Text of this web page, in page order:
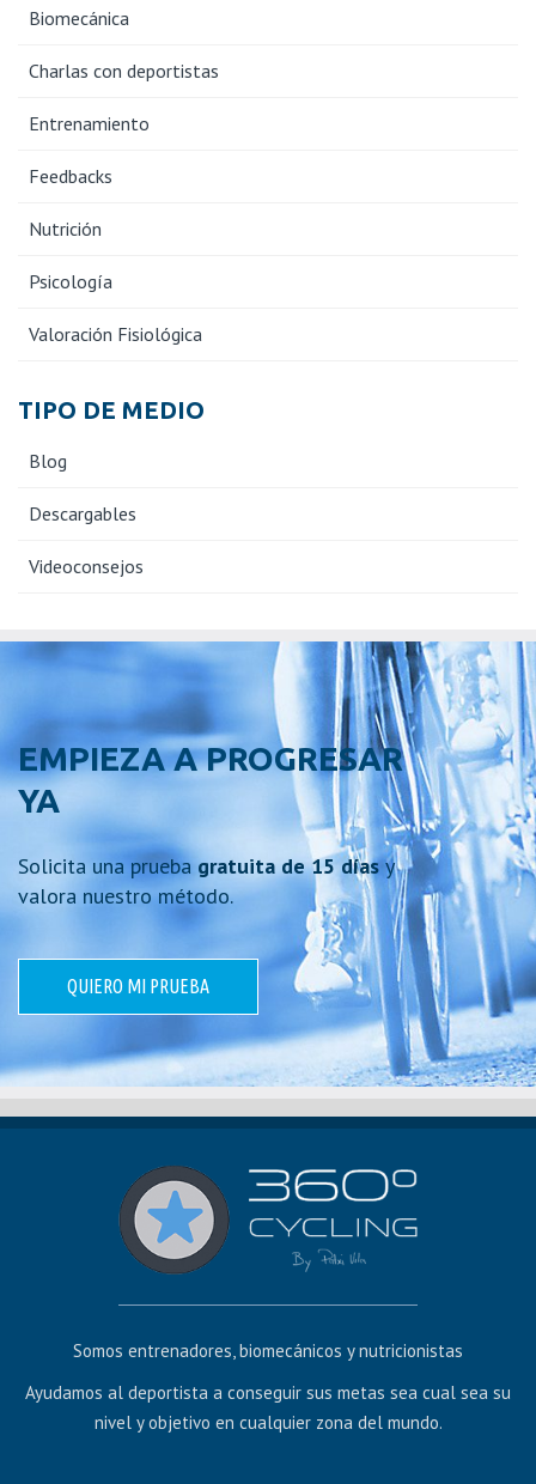
Biomecánica
Charlas con deportistas
Entrenamiento
Feedbacks
Nutrición
Psicología
Valoración Fisiológica
TIPO DE MEDIO
Blog
Descargables
Videoconsejos
EMPIEZA A PROGRESAR
YA
Solicita una prueba gratuita de 15 díasy
valora nuestro método.
QUIERO MI PRUEBA
Somos entrenadores, biomecánicos y nutricionistas
Ayudamos al deportista a conseguir sus metas sea cual sea su
nivel y objetivo en cualquier zona del mundo.